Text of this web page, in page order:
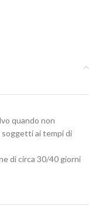
quando non
soggetti ai tempi di
di circa 30/40 giorni